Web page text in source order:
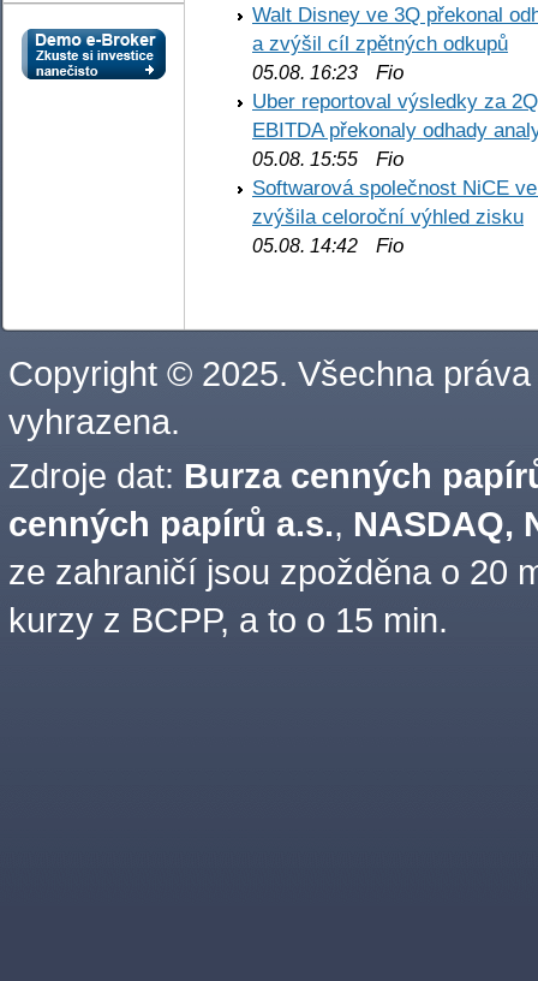
Walt Disney ve 3Q překonal
a zvýšil cíl zpětných odkupů
05.08. 16:23 Fio
Uber reportoval výsledky za
EBITDA překonaly odhady
05.08. 15:55 Fio
Softwarová společnost NiCE
zvýšila celoroční výhled zisku
05.08. 14:42 Fio
Copyright © 2025. Všechna práva
vyhrazena.
Zdroje dat: Burza cenných
cenných papírů a.s., NASDAQ,
ze zahraničí jsou zpožděna o 20
kurzy z BCPP, a to o 15 min.